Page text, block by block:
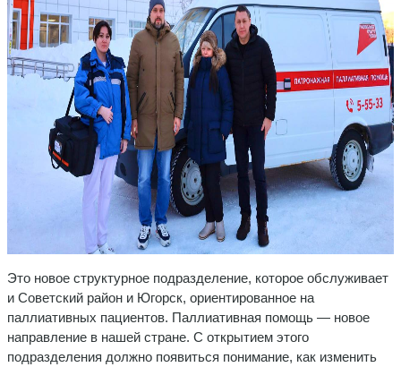
Это новое структурное подразделение, которое обслуживает
и Советский район и Югорск, ориентированное на
паллиативных пациентов. Паллиативная помощь — новое
направление в нашей стране. С открытием этого
подразделения должно появиться понимание, как изменить